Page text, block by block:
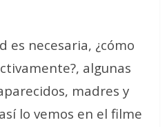
necesaria, ¿cómo
algunas
madres y
lo vemos en el filme